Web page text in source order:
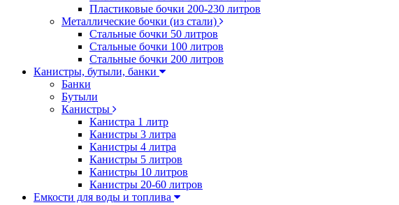
Пластиковые бочки 200-230 литров
Металлические бочки (из стали)
Стальные бочки 50 литров
Стальные бочки 100 литров
Стальные бочки 200 литров
Канистры, бутыли, банки
Банки
Бутыли
Канистры
Канистра 1 литр
Канистры 3 литра
Канистры 4 литра
Канистры 5 литров
Канистры 10 литров
Канистры 20-60 литров
Емкости для воды и топлива